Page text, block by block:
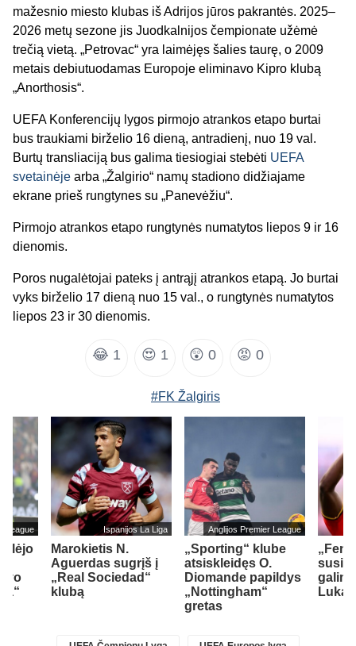
mažesnio miesto klubas iš Adrijos jūros pakrantės. 2025–
2026 metų sezone jis Juodkalnijos čempionate užėmė
trečią vietą. „Petrovac“ yra laimėjęs šalies taurę, o 2009
metais debiutuodamas Europoje eliminavo Kipro klubą
„Anorthosis“.
UEFA Konferencijų lygos pirmojo atrankos etapo burtai
bus traukiami birželio 16 dieną, antradienį, nuo 19 val.
Burtų transliaciją bus galima tiesiogiai stebėti UEFA
svetainėje arba „Žalgirio“ namų stadiono didžiajame
ekrane prieš rungtynes su „Panevėžiu“.
Pirmojo atrankos etapo rungtynės numatytos liepos 9 ir 16
dienomis.
Poros nugalėtojai pateks į antrąjį atrankos etapą. Jo burtai
vyks birželio 17 dieną nuo 15 val., o rungtynės numatytos
liepos 23 ir 30 dienomis.
😂 1 😍 1 😲 0 😡 0
#FK Žalgiris
League Ispanijos La Liga
Marokietis N.
Aguerdas sugrįš į
„Real Sociedad“
klubą
Anglijos Premier League
„Sporting“ klube
atsiskleidęs O.
Diomande papildys
„Nottingham“
gretas